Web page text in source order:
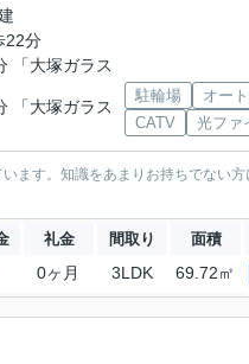
22分
「大塚ガラス
「大塚ガラス
駐輪場 オー
CATV
光ファ
ます。知識をあまりお持ちでない
礼金 間取り 面積
0ヶ月 3LDK 69.72㎡